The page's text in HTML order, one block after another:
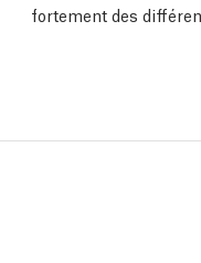
fortement des